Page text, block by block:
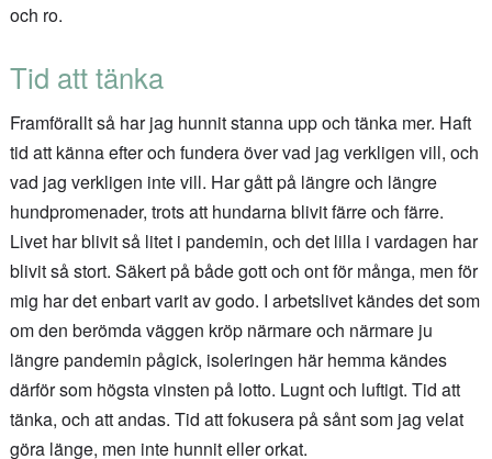
och ro.
Tid att tänka
Framförallt så har jag hunnit stanna upp och tänka mer. Haft
tid att känna efter och fundera över vad jag verkligen vill, och
vad jag verkligen inte vill. Har gått på längre och längre
hundpromenader, trots att hundarna blivit färre och färre.
Livet har blivit så litet i pandemin, och det lilla i vardagen har
blivit så stort. Säkert på både gott och ont för många, men för
mig har det enbart varit av godo. I arbetslivet kändes det som
om den berömda väggen kröp närmare och närmare ju
längre pandemin pågick, isoleringen här hemma kändes
därför som högsta vinsten på lotto. Lugnt och luftigt. Tid att
tänka, och att andas. Tid att fokusera på sånt som jag velat
göra länge, men inte hunnit eller orkat.